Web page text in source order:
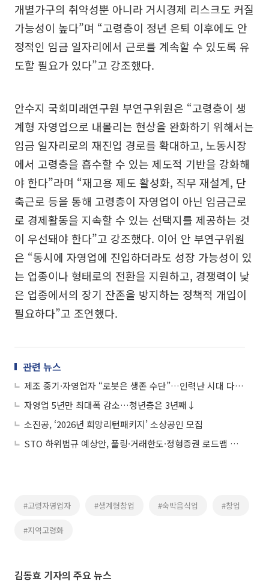
개별가구의 취약성뿐 아니라 거시경제 리스크도 커질
가능성이 높다”며 “고령층이 정년 은퇴 이후에도 안
정적인 임금 일자리에서 근로를 계속할 수 있도록 유
도할 필요가 있다”고 강조했다.
안수지 국회미래연구원 부연구위원은 “고령층이 생
계형 자영업으로 내몰리는 현상을 완화하기 위해서는
임금 일자리로의 재진입 경로를 확대하고, 노동시장
에서 고령층을 흡수할 수 있는 제도적 기반을 강화해
야 한다”라며 “재고용 제도 활성화, 직무 재설계, 단
축근로 등을 통해 고령층이 자영업이 아닌 임금근로
로 경제활동을 지속할 수 있는 선택지를 제공하는 것
이 우선돼야 한다”고 강조했다. 이어 안 부연구위원
은 “동시에 자영업에 진입하더라도 성장 가능성이 있
는 업종이나 형태로의 전환을 지원하고, 경쟁력이 낮
은 업종에서의 장기 잔존을 방지하는 정책적 개입이
필요하다”고 조언했다.
관련 뉴스
제조 중기·자영업자 “로봇은 생존 수단”…인력난 시대 다른 선택
자영업 5년만 최대폭 감소…청년층은 3년째↓
소진공, ‘2026년 희망리턴패키지’ 소상공인 모집
STO 하위법규 예상안, 풀링·거래한도·정형증권 로드맵 제시
#고령자영업자 #생계형창업 #숙박음식업 #창업
#지역고령화
김동효 기자의 주요 뉴스